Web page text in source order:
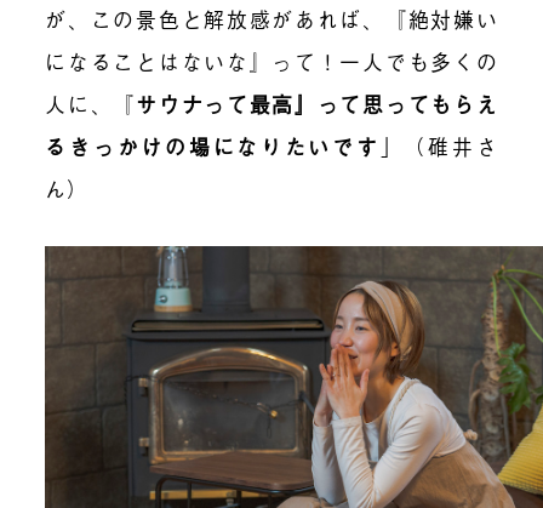
が、この景色と解放感があれば、『絶対嫌い
になることはないな』って！一人でも多くの
人に、
『サウナって最高』って思ってもらえ
るきっかけの場になりたい です 」（碓井さ
ん）